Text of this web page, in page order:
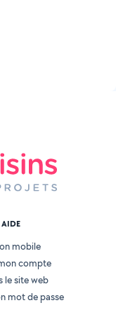
AIDE
mobile
compte
le site web
mot de passe